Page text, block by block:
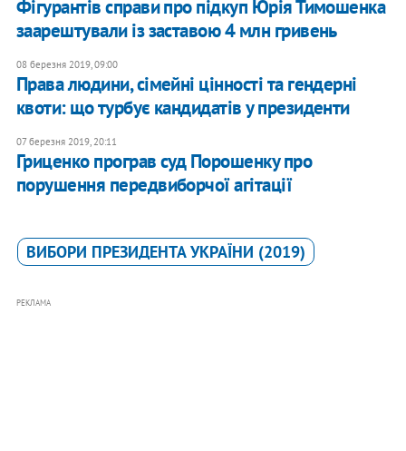
Фігурантів справи про підкуп Юрія Тимошенка
заарештували із заставою 4 млн гривень
08 березня 2019, 09:00
Права людини, сімейні цінності та гендерні
квоти: що турбує кандидатів у президенти
07 березня 2019, 20:11
Гриценко програв суд Порошенку про
порушення передвиборчої агітації
ВИБОРИ ПРЕЗИДЕНТА УКРАЇНИ (2019)
РЕКЛАМА